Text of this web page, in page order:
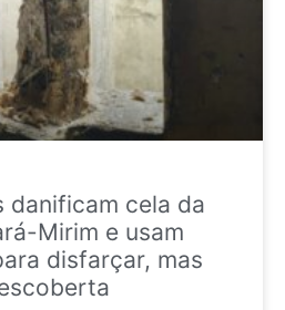
danificam cela da
Mirim e usam
disfarçar, mas